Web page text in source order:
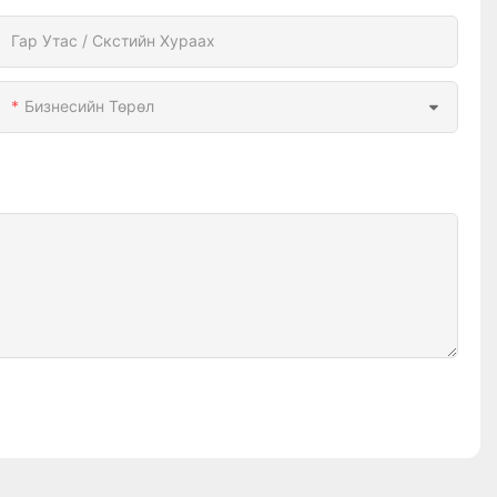
Гар Утас / Скстийн Хураах
Бизнесийн Төрөл